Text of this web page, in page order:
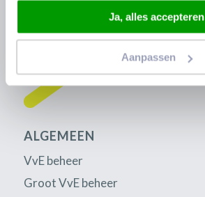
Ja, alles accepteren
Aanpassen
ALGEMEEN
VvE beheer
Groot VvE beheer